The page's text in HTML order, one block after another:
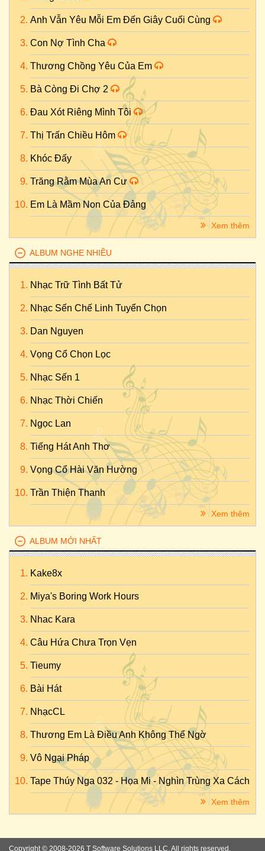
Anh Vẫn Yêu Mỗi Em Đến Giây Cuối Cùng
Con Nợ Tình Cha
Thương Chồng Yêu Của Em
Bà Còng Đi Chợ 2
Đau Xót Riêng Mình Tôi
Thị Trấn Chiều Hôm
Khóc Đấy
Trăng Rằm Mùa An Cư
Em Là Mầm Non Của Đảng
Xem thêm
ALBUM NGHE NHIỀU
Nhạc Trữ Tình Bất Tử
Nhạc Sến Chế Linh Tuyển Chọn
Dan Nguyen
Vọng Cổ Chọn Lọc
Nhạc Sến 1
Nhạc Thời Chiến
Ngọc Lan
Tiếng Hát Anh Thơ
Vọng Cổ Hài Văn Hường
Trần Thiện Thanh
Xem thêm
ALBUM MỚI NHẤT
Kake8x
Miya's Boring Work Hours
Nhac Kara
Câu Hứa Chưa Trọn Vẹn
Tieumy
Bài Hát
NhạcCL
Thương Em Là Điều Anh Không Thể Ngờ
Vô Ngại Pháp
Tape Thúy Nga 032 - Họa Mi - Nghìn Trùng Xa Cách
Xem thêm
Copyright © 2008-2026 T Software Solutions LLC. All rights reserved.